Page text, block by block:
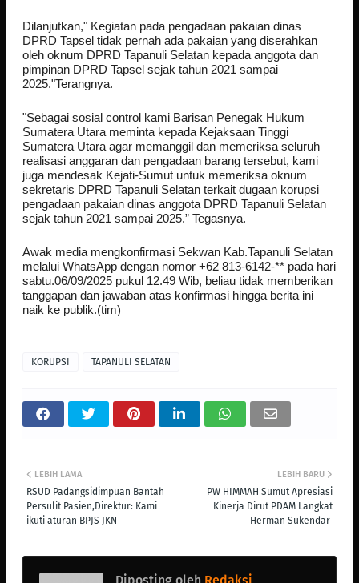
Dilanjutkan," Kegiatan pada pengadaan pakaian dinas
DPRD Tapsel tidak pernah ada pakaian yang diserahkan
oleh oknum DPRD Tapanuli Selatan kepada anggota dan
pimpinan DPRD Tapsel sejak tahun 2021 sampai
2025."Terangnya.
"Sebagai sosial control kami Barisan Penegak Hukum
Sumatera Utara meminta kepada Kejaksaan Tinggi
Sumatera Utara agar memanggil dan memeriksa seluruh
realisasi anggaran dan pengadaan barang tersebut, kami
juga mendesak Kejati-Sumut untuk memeriksa oknum
sekretaris DPRD Tapanuli Selatan terkait dugaan korupsi
pengadaan pakaian dinas anggota DPRD Tapanuli Selatan
sejak tahun 2021 sampai 2025.” Tegasnya.
Awak media mengkonfirmasi Sekwan Kab.Tapanuli Selatan
melalui WhatsApp dengan nomor +62 813-6142-** pada hari
sabtu.06/09/2025 pukul 12.49 Wib, beliau tidak memberikan
tanggapan dan jawaban atas konfirmasi hingga berita ini
naik ke publik.(tim)
KORUPSI TAPANULI SELATAN
LEBIH BARU
PW HIMMAH Sumut Apresiasi
Kinerja Dirut PDAM Langkat
Herman Sukendar ‎
LEBIH LAMA
RSUD Padangsidimpuan Bantah
Persulit Pasien,Direktur: Kami
ikuti aturan BPJS JKN